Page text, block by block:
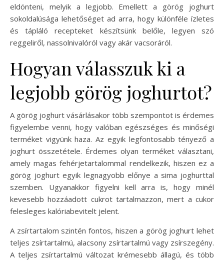
eldönteni, melyik a legjobb. Emellett a görög joghurt
sokoldalúsága lehetőséget ad arra, hogy különféle ízletes
és tápláló recepteket készítsünk belőle, legyen szó
reggeliről, nassolnivalóról vagy akár vacsoráról.
Hogyan válasszuk ki a
legjobb görög joghurtot?
A görög joghurt vásárlásakor több szempontot is érdemes
figyelembe venni, hogy valóban egészséges és minőségi
terméket vigyünk haza. Az egyik legfontosabb tényező a
joghurt összetétele. Érdemes olyan terméket választani,
amely magas fehérjetartalommal rendelkezik, hiszen ez a
görög joghurt egyik legnagyobb előnye a sima joghurttal
szemben. Ugyanakkor figyelni kell arra is, hogy minél
kevesebb hozzáadott cukrot tartalmazzon, mert a cukor
felesleges kalóriabevitelt jelent.
A zsírtartalom szintén fontos, hiszen a görög joghurt lehet
teljes zsírtartalmú, alacsony zsírtartalmú vagy zsírszegény.
A teljes zsírtartalmú változat krémesebb állagú, és több